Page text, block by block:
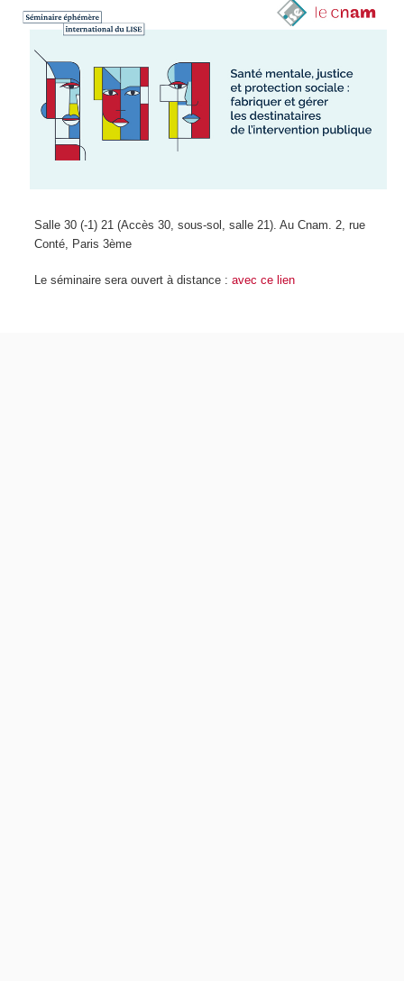
Salle 30 (-1) 21 (Accès 30, sous-sol, salle 21). Au Cnam. 2, rue
Conté, Paris 3ème
Le séminaire sera ouvert à distance : avec ce lien